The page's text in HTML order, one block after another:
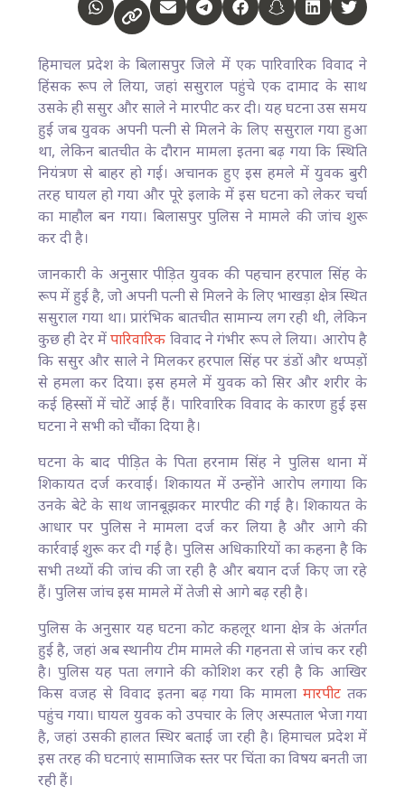
हिमाचल प्रदेश के बिलासपुर जिले में एक पारिवारिक विवाद ने
हिंसक रूप ले लिया, जहां ससुराल पहुंचे एक दामाद के साथ
उसके ही ससुर और साले ने मारपीट कर दी। यह घटना उस समय
हुई जब युवक अपनी पत्नी से मिलने के लिए ससुराल गया हुआ
था, लेकिन बातचीत के दौरान मामला इतना बढ़ गया कि स्थिति
नियंत्रण से बाहर हो गई। अचानक हुए इस हमले में युवक बुरी
तरह घायल हो गया और पूरे इलाके में इस घटना को लेकर चर्चा
का माहौल बन गया। बिलासपुर पुलिस ने मामले की जांच शुरू
कर दी है।
जानकारी के अनुसार पीड़ित युवक की पहचान हरपाल सिंह के
रूप में हुई है, जो अपनी पत्नी से मिलने के लिए भाखड़ा क्षेत्र स्थित
ससुराल गया था। प्रारंभिक बातचीत सामान्य लग रही थी, लेकिन
कुछ ही देर मेंपारिवारिक विवाद ने गंभीर रूप ले लिया। आरोप है
कि ससुर और साले ने मिलकर हरपाल सिंह पर डंडों और थप्पड़ों
से हमला कर दिया। इस हमले में युवक को सिर और शरीर के
कई हिस्सों में चोटें आई हैं। पारिवारिक विवाद के कारण हुई इस
घटना ने सभी को चौंका दिया है।
घटना के बाद पीड़ित के पिता हरनाम सिंह ने पुलिस थाना में
शिकायत दर्ज करवाई। शिकायत में उन्होंने आरोप लगाया कि
उनके बेटे के साथ जानबूझकर मारपीट की गई है। शिकायत के
आधार पर पुलिस ने मामला दर्ज कर लिया है और आगे की
कार्रवाई शुरू कर दी गई है। पुलिस अधिकारियों का कहना है कि
सभी तथ्यों की जांच की जा रही है और बयान दर्ज किए जा रहे
हैं। पुलिस जांच इस मामले में तेजी से आगे बढ़ रही है।
पुलिस के अनुसार यह घटना कोट कहलूर थाना क्षेत्र के अंतर्गत
हुई है, जहां अब स्थानीय टीम मामले की गहनता से जांच कर रही
है। पुलिस यह पता लगाने की कोशिश कर रही है कि आखिर
किस वजह से विवाद इतना बढ़ गया कि मामलामारपीटतक
पहुंच गया। घायल युवक को उपचार के लिए अस्पताल भेजा गया
है, जहां उसकी हालत स्थिर बताई जा रही है। हिमाचल प्रदेश में
इस तरह की घटनाएं सामाजिक स्तर पर चिंता का विषय बनती जा
रही हैं।